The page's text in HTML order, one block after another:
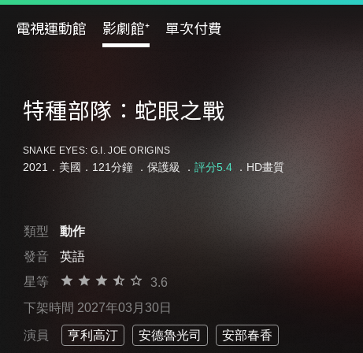
電視運動館 影劇館⁺ 單次付費
特種部隊：蛇眼之戰
SNAKE EYES: G.I. JOE ORIGINS
2021．美國．121分鐘 ． 保護級 ． 評分5.4．HD畫質
類型
動作
發音
英語
星等
3.6
下架時間 2027年03月30日
演員 亨利高汀 安德魯光司 安部春香